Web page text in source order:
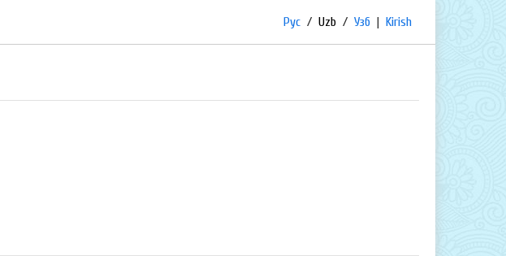
Рус / Uzb / Узб | Kirish